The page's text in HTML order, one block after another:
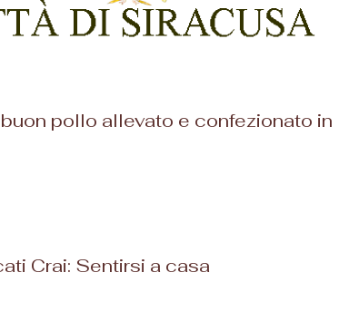
pollo allevato e confezionato in
Crai: Sentirsi a casa